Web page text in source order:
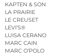
KAPTEN & SON
LA PRAIRIE
LE CREUSET
LEVI’S®
LUISA CERANO
MARC CAIN
MARC O’POLO